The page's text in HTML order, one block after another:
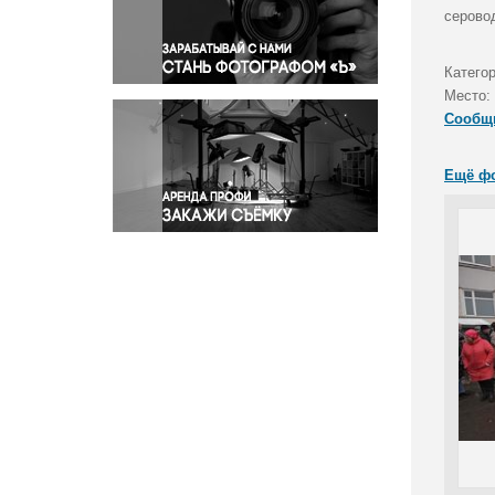
Правосудие
Происшествия и конфликты
Религия
Светская жизнь
Спорт
Экология
Экономика и бизнес
Место:
Ещё